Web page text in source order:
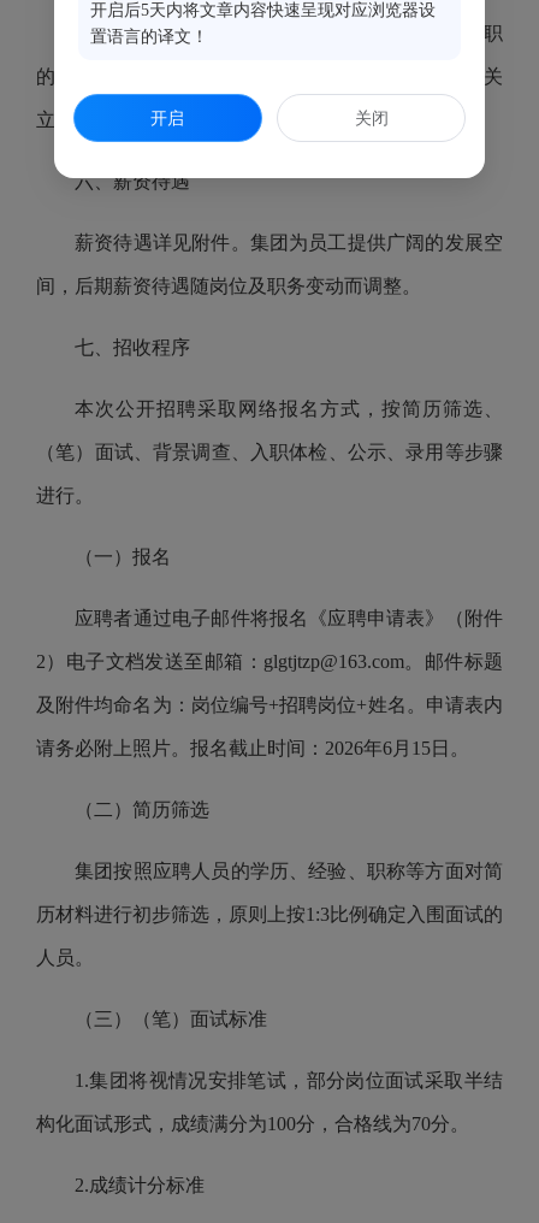
2.受过司法机关刑事处罚的；曾被辞退或开除公职
的；正在党纪、政纪处分期限内的；正在接受司法机关
立案侦查或纪检监察机关立案审查的。
六、薪资待遇
薪资待遇详见附件。集团为员工提供广阔的发展空
间，后期薪资待遇随岗位及职务变动而调整。
七、招收程序
本次公开招聘采取网络报名方式，按简历筛选、
（笔）面试、背景调查、入职体检、公示、录用等步骤
进行。
（一）报名
应聘者通过电子邮件将报名《应聘申请表》（附件
2）电子文档发送至邮箱：glgtjtzp@163.com。邮件标题
及附件均命名为：岗位编号+招聘岗位+姓名。申请表内
请务必附上照片。报名截止时间：2026年6月15日。
（二）简历筛选
集团按照应聘人员的学历、经验、职称等方面对简
历材料进行初步筛选，原则上按1:3比例确定入围面试的
人员。
（三）（笔）面试标准
1.集团将视情况安排笔试，部分岗位面试采取半结
构化面试形式，成绩满分为100分，合格线为70分。
2.成绩计分标准
开启后5天内将文章内容快速呈现对应浏览器设
置语言的译文！
开启 关闭